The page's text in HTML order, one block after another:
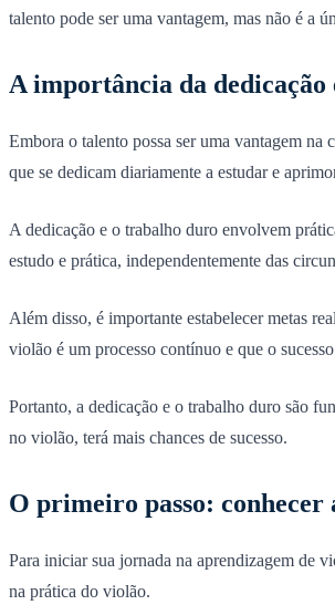
talento pode ser uma vantagem, mas não é a
A importância da
Embora o talento possa ser uma vantagem na
que se dedicam diariamente a estudar e
A dedicação e o trabalho duro envolvem
estudo e prática, independentemente das
Além disso, é importante estabelecer metas
violão é um processo contínuo e que o
Portanto, a dedicação e o trabalho duro são
no violão, terá mais chances de sucesso.
O primeiro passo: conhecer
Para iniciar sua jornada na aprendizagem de
na prática do violão.